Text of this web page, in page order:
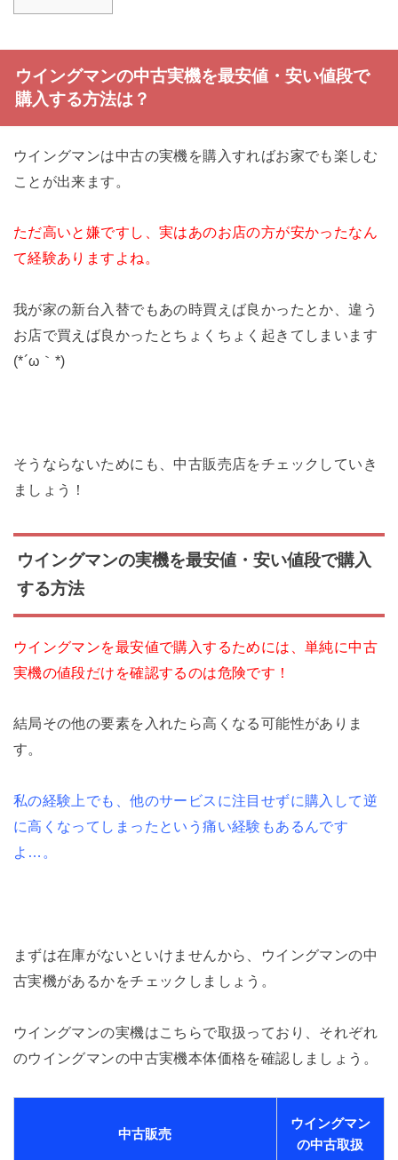
ウイングマンの中古実機を最安値・安い値段で
購入する方法は？
ウイングマンは中古の実機を購入すればお家でも楽しむ
ことが出来ます。
ただ高いと嫌ですし、実はあのお店の方が安かったなん
て経験ありますよね。
我が家の新台入替でもあの時買えば良かったとか、違う
お店で買えば良かったとちょくちょく起きてしまいます
(*´ω｀*)
そうならないためにも、中古販売店をチェックしていき
ましょう！
ウイングマンの実機を最安値・安い値段で購入
する方法
ウイングマンを最安値で購入するためには、単純に中古
実機の値段だけを確認するのは危険です！
結局その他の要素を入れたら高くなる可能性がありま
す。
私の経験上でも、他のサービスに注目せずに購入して逆
に高くなってしまったという痛い経験もあるんです
よ…。
まずは在庫がないといけませんから、ウイングマンの中
古実機があるかをチェックしましょう。
ウイングマンの実機はこちらで取扱っており、それぞれ
のウイングマンの中古実機本体価格を確認しましょう。
中古販売
ウイングマン
の中古取扱